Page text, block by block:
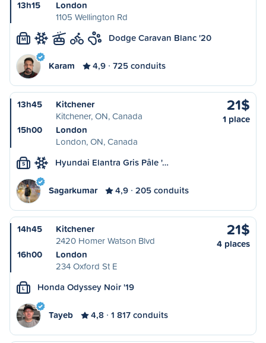
13h15
London
1105 Wellington Rd
M Dodge Caravan Blanc '20
Karam 4,9 725 conduits
13h45
Kitchener
Kitchener, ON, Canada
15h00
London
London, ON, Canada
21$
1 place
S Hyundai Elantra Gris Pâle '…
Sagarkumar 4,9 205 conduits
14h45
Kitchener
2420 Homer Watson Blvd
16h00
London
234 Oxford St E
21$
4 places
L Honda Odyssey Noir '19
Tayeb 4,8 1 817 conduits